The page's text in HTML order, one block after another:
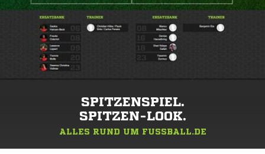
SPITZENSPIEL.
SPITZEN-LOOK.
ALLES RUND UM FUSSBALL.DE